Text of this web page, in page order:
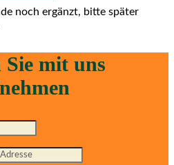
noch ergänzt, bitte später
mit uns